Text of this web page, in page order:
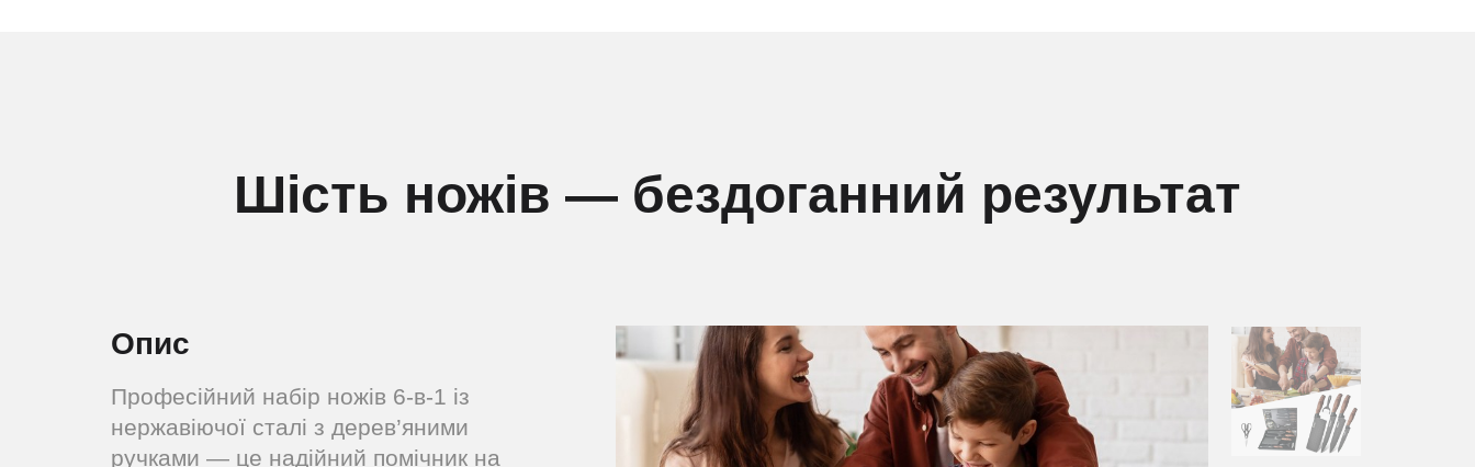
Шість ножів — бездоганний результат
Опис
Професійний набір ножів 6-в-1 із
нержавіючої сталі з дерев’яними
ручками — це надійний помічник на